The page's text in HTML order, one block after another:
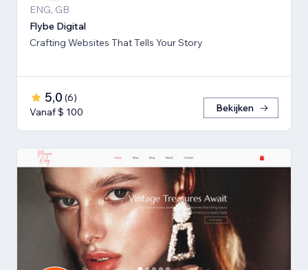
ENG, GB
Flybe Digital
Crafting Websites That Tells Your Story
5,0 (6)
Vanaf $ 100
Bekijken